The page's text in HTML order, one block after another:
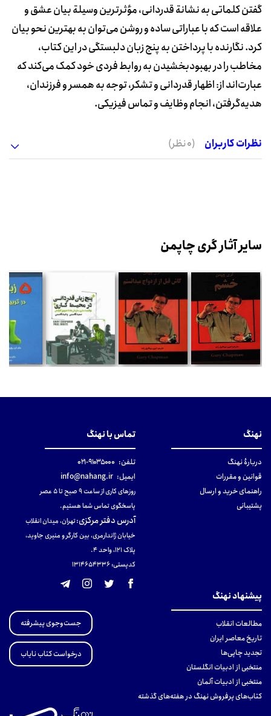
گفتن کلماتی به نشانة قدردانی، مؤثرترین وسیلة بیان عشق و
علاقه است که با عباراتی ساده و روشن می‌توان به بهترین نحو بیان
کرد. نگارنده با پرداختن به پنج زبان دلبستگی در این کتاب،
مخاطب را در بهبودبخشیدن به روابط فردی خود کمک می‌کند که
عبارت‌اند از: اظهار قدردانی و تشکر، توجه به همسر و فرزندان،
هدیه‌گرفتن، انجام وظایف و تماس فیزیکی.
نظرات کاربران (0 نظر)
سایر آثار گری چاپمن
نهنگ
دربارهٔ نهنگ
قوانین و مقررات
راهنمای خرید و ارسال
پشتیبانی
تماس با نهنگ
تلفن: ۹۱۰۳۵۰۰۰-۰۲۱
ایمیل: info@nahang.ir
روزهای کاری از ساعت ۹ صبح تا ۵ عصر
پاسخگوی تماس شما هستیم.
آدرس دفتر مرکزی:تهران، میدان انقلاب
خیابان ژاندارمری، بین کارگر و منیری جاوید،
پلاک 121، واحد ۴.
کدپستی: 131465433۶
پیشنهاد نهنگ
مطالعات انقلاب
تاریخ معاصر ایران
تجدید چاپی‌ها
منتخبی از ادبیات انگلستان
منتخبی از ادبیات آلمان
کتاب‌های پرفروش نهنگ در هفته‌های گذشته
جست‌وجوی پیشرفته
درخواست کتاب نایاب